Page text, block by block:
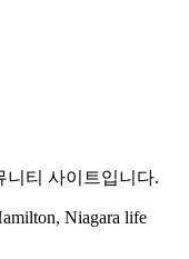
니티 사이트입니다.
Niagara life